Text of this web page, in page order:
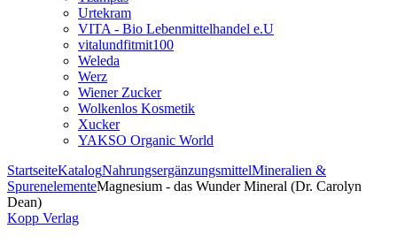
Urtekram
VITA - Bio Lebenmittelhandel e.U
vitalundfitmit100
Weleda
Werz
Wiener Zucker
Wolkenlos Kosmetik
Xucker
YAKSO Organic World
StartseiteKatalogNahrungsergänzungsmittelMineralien &
SpurenelementeMagnesium - das Wunder Mineral (Dr. Carolyn
Dean)
Kopp Verlag